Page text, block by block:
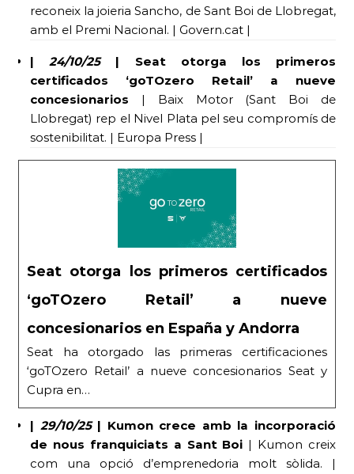
reconeix la joieria Sancho, de Sant Boi de Llobregat,
amb el Premi Nacional. | Govern.cat |
|24/10/25| Seat otorga los primeros
certificados ‘goTOzero Retail’ a nueve
concesionarios | Baix Motor (Sant Boi de
Llobregat) rep el Nivel Plata pel seu compromís de
sostenibilitat. | Europa Press |
Seat otorga los primeros certificados
‘goTOzero Retail’ a nueve
concesionarios en España y Andorra
Seat ha otorgado las primeras certificaciones
‘goTOzero Retail’ a nueve concesionarios Seat y
Cupra en…
| 29/10/25| Kumon crece amb la incorporació
de nous franquiciats a Sant Boi | Kumon creix
com una opció d’emprenedoria molt sòlida. |